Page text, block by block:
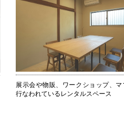
展示会や物販、ワークショップ、
行なわれているレンタルスペース